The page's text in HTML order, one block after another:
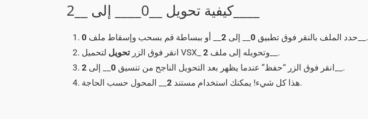
كيفية تحويل __0____ إلى __2____
حدد الملف بالنقر فوق تطبيق 0 __ إلى 2 __ أو ببساطة قم بسحب وإسقاط ملف 0
__.
انقر فوق الزر تحويل لتحميل VSX_ وتحويله إلى ملف 2
__.
انقر فوق الزر “حفظ” عندما يظهر بعد التحويل الناجح من تنسيق 0 __ إلى 2
__.
هذا كل شيء! يمكنك استخدام مستند 2 __ المحول حسب الحاجة.